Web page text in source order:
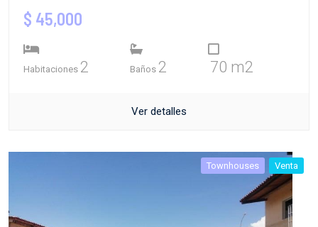
$ 45,000
Habitaciones 2 Baños 2 70 m2
Ver detalles
Townhouses Venta